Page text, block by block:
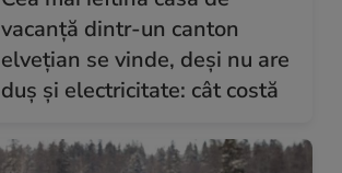
vacanță dintr-un canton
elvețian se vinde, deși nu are
duș și electricitate: cât costă